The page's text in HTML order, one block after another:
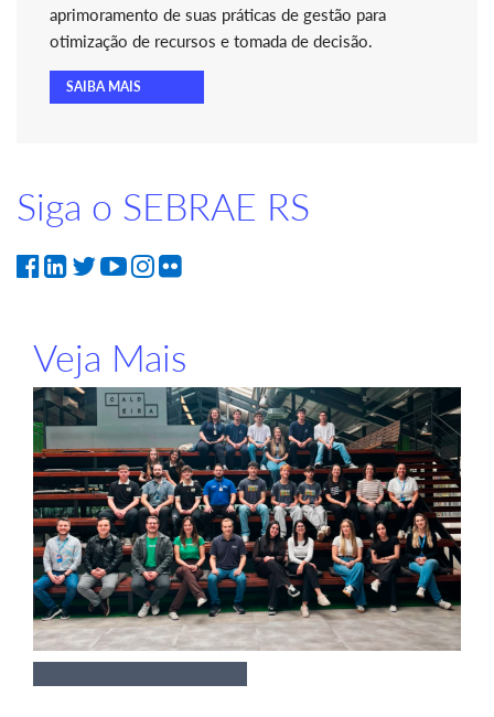
aprimoramento de suas práticas de gestão para
otimização de recursos e tomada de decisão.
SAIBA MAIS
Siga o SEBRAE RS
Veja Mais